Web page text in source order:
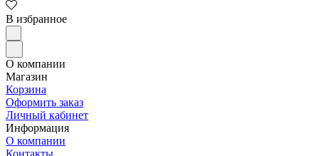
В избранное
О компании
Магазин
Корзина
Оформить заказ
Личный кабинет
Информация
О компании
Контакты